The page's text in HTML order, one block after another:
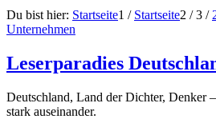
Du bist hier: Startseite1 / Startseite2 / 3 /
Unternehmen
Leserparadies
Deutschland, Land der Dichter, Denker
stark auseinander.